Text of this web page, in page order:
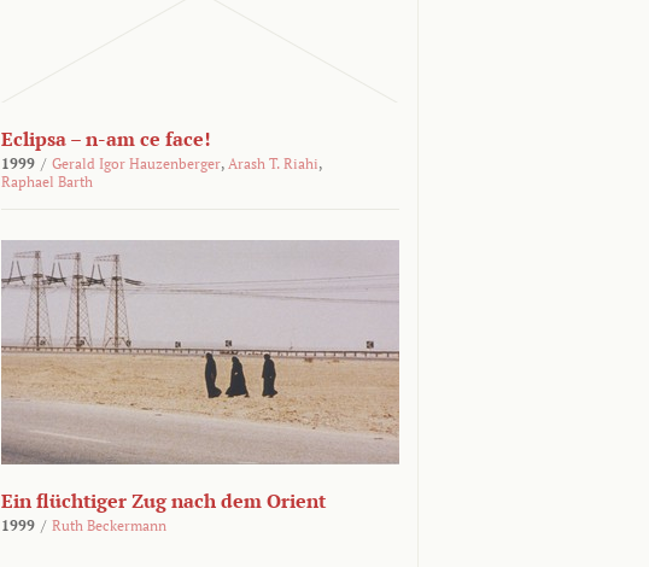
Eclipsa – n-am ce face!
1999 / Gerald Igor Hauzenberger, Arash T. Riahi,
Raphael Barth
Ein flüchtiger Zug nach dem Orient
1999 / Ruth Beckermann